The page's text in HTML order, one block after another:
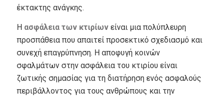
έκτακτης ανάγκης.
Η ασφάλεια των κτιρίωνείναι μια πολύπλευρη
προσπάθεια που απαιτεί προσεκτικό σχεδιασμό και
συνεχή επαγρύπνηση. Η αποφυγή κοινών
σφαλμάτων στην ασφάλεια του κτιρίου είναι
ζωτικής σημασίας για τη διατήρηση ενός ασφαλούς
περιβάλλοντος για τους ανθρώπους και την